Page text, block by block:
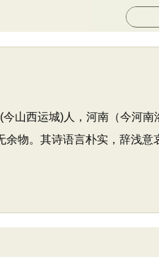
山西运城)人，河南（今河
物。其诗语言朴实，辞浅